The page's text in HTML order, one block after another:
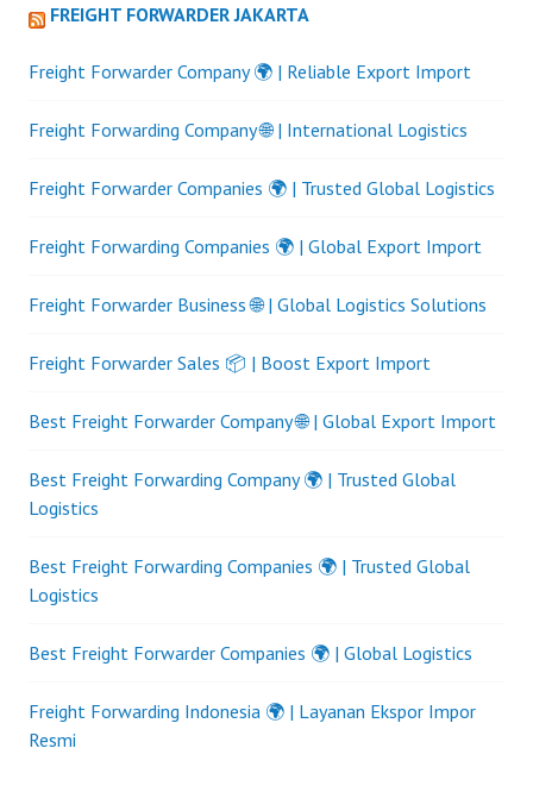
FREIGHT FORWARDER JAKARTA
Freight Forwarder Company 🌍 | Reliable Export Import
Freight Forwarding Company 🌐 | International Logistics
Freight Forwarder Companies 🌍 | Trusted Global Logistics
Freight Forwarding Companies 🌍 | Global Export Import
Freight Forwarder Business 🌐 | Global Logistics Solutions
Freight Forwarder Sales 📦 | Boost Export Import
Best Freight Forwarder Company 🌐 | Global Export Import
Best Freight Forwarding Company 🌍 | Trusted Global
Logistics
Best Freight Forwarding Companies 🌍 | Trusted Global
Logistics
Best Freight Forwarder Companies 🌍 | Global Logistics
Freight Forwarding Indonesia 🌍 | Layanan Ekspor Impor
Resmi